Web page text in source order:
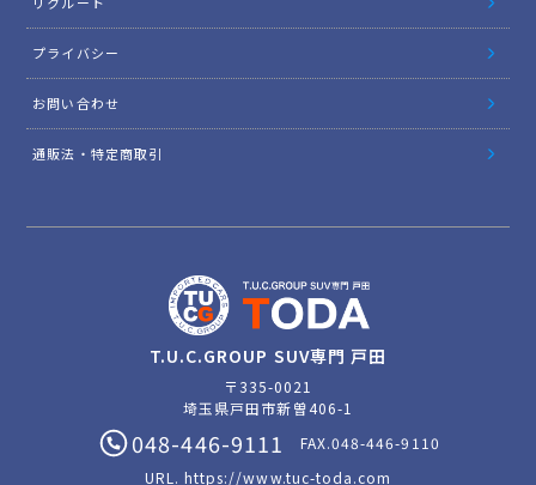
プライバシー
お問い合わせ
通販法・特定商取引
T.U.C.GROUP SUV専門 戸田
〒335-0021
埼玉県戸田市新曽406-1
048-446-9111
FAX.048-446-9110
URL.https://www.tuc-toda.com